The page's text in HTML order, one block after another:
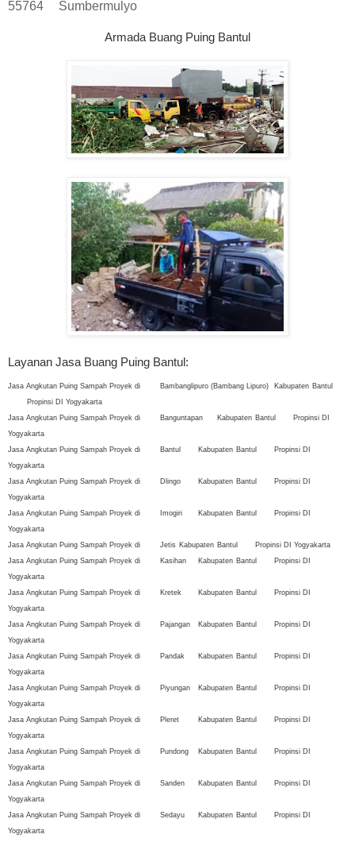
55764
Sumbermulyo
Armada Buang Puing Bantul
Layanan Jasa Buang Puing Bantul:
Jasa Angkutan Puing Sampah Proyek di Bambanglipuro (Bambang Lipuro) Kabupaten Bantul
Propinsi DI Yogyakarta
Jasa Angkutan Puing Sampah Proyek di
Banguntapan Kabupaten Bantul
Propinsi DI
Yogyakarta
Jasa Angkutan Puing Sampah Proyek di
Bantul Kabupaten Bantul
Propinsi DI
Yogyakarta
Jasa Angkutan Puing Sampah Proyek di
Dlingo Kabupaten Bantul
Propinsi DI
Yogyakarta
Jasa Angkutan Puing Sampah Proyek di
Imogiri Kabupaten Bantul
Propinsi DI
Yogyakarta
Jasa Angkutan Puing Sampah Proyek di
Jetis Kabupaten Bantul
Propinsi DI Yogyakarta
Jasa Angkutan Puing Sampah Proyek di
Kasihan Kabupaten Bantul
Propinsi DI
Yogyakarta
Jasa Angkutan Puing Sampah Proyek di
Kretek Kabupaten Bantul
Propinsi DI
Yogyakarta
Jasa Angkutan Puing Sampah Proyek di
Pajangan Kabupaten Bantul
Propinsi DI
Yogyakarta
Jasa Angkutan Puing Sampah Proyek di
Pandak Kabupaten Bantul
Propinsi DI
Yogyakarta
Jasa Angkutan Puing Sampah Proyek di
Piyungan Kabupaten Bantul
Propinsi DI
Yogyakarta
Jasa Angkutan Puing Sampah Proyek di
Pleret Kabupaten Bantul
Propinsi DI
Yogyakarta
Jasa Angkutan Puing Sampah Proyek di
Pundong Kabupaten Bantul
Propinsi DI
Yogyakarta
Jasa Angkutan Puing Sampah Proyek di
Sanden Kabupaten Bantul
Propinsi DI
Yogyakarta
Jasa Angkutan Puing Sampah Proyek di
Sedayu Kabupaten Bantul
Propinsi DI
Yogyakarta